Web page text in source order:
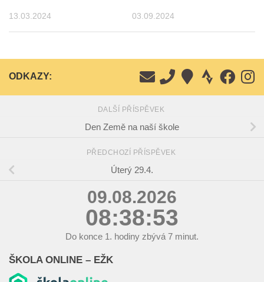
13.03.2024 03.09.2024
ODKAZY:
DALŠÍ PŘÍSPĚVEK
Den Země na naší škole
PŘEDCHOZÍ PŘÍSPĚVEK
Úterý 29.4.
09.08.2026
08:38:54
Do konce 1. hodiny zbývá 7 minut.
ŠKOLA ONLINE – EŽK